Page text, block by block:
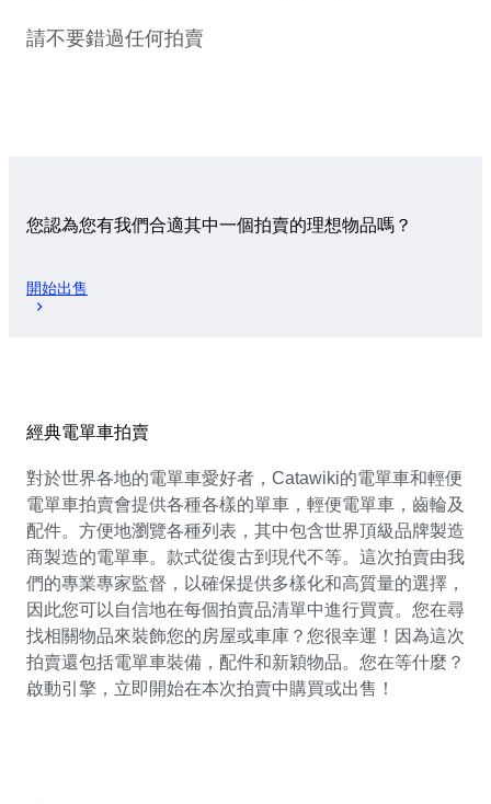
請不要錯過任何拍賣
您認為您有我們合適其中一個拍賣的理想物品嗎？
開始出售
經典電單車拍賣
對於世界各地的電單車愛好者，Catawiki的電單車和輕便
電單車拍賣會提供各種各樣的單車，輕便電單車，齒輪及
配件。方便地瀏覽各種列表，其中包含世界頂級品牌製造
商製造的電單車。款式從復古到現代不等。這次拍賣由我
們的專業專家監督，以確保提供多樣化和高質量的選擇，
因此您可以自信地在每個拍賣品清單中進行買賣。您在尋
找相關物品來裝飾您的房屋或車庫？您很幸運！因為這次
拍賣還包括電單車裝備，配件和新穎物品。您在等什麼？
啟動引擎，立即開始在本次拍賣中購買或出售！